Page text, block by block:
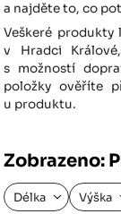
a najděte to, co
Veškeré produkty
v Hradci
s možností
položky ověříte
u produktu.
Zobrazeno:
Délka Výška